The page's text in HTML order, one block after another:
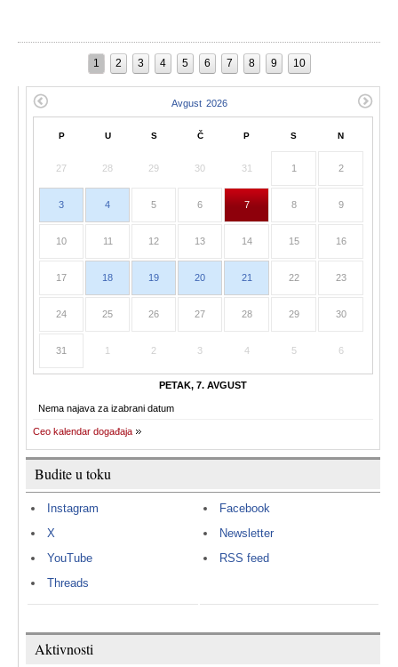
1 2 3 4 5 6 7 8 9 10
P U S Č P S N
27 28 29 30 31 1 2
3 4 5 6 7 8 9
10 11 12 13 14 15 16
17 18 19 20 21 22 23
24 25 26 27 28 29 30
31 1 2 3 4 5 6
PETAK, 7. AVGUST
Nema najava za izabrani datum
Ceo kalendar događaja
Budite u toku
Instagram
X
YouTube
Threads
Facebook
Newsletter
RSS feed
Aktivnosti